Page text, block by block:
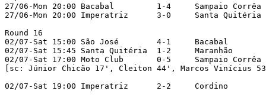
27/06-Mon 20:00	Bacabal	        1-4	Sampaio Corrêa
27/06-Mon 20:00	Imperatriz	3-0	Santa Quitéria
Round 16
02/07-Sat 15:00	São José	4-1	Bacabal
02/07-Sat 15:45	Santa Quitéria	1-2	Maranhão
02/07-Sat 17:00	Moto Club	0-5	Sampaio Corrêa
[sc: Júnior Chicão 17', Cleiton 44', Marcos Vinícius
02/07-Sat 19:00	Imperatriz	2-2	Cordino